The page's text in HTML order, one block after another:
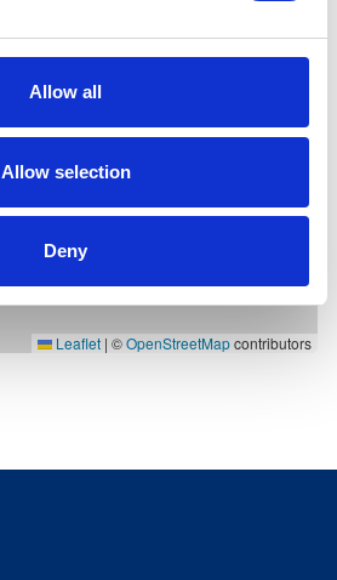
Allow all
Allow selection
Deny
Leaflet | ©OpenStreetMapcontributors